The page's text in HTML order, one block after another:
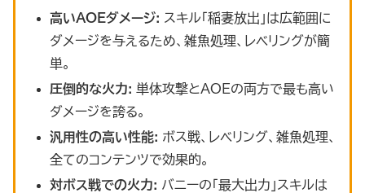
高いAOEダメージ: スキル「稲妻放出」は広範囲に
ダメージを与えるため、雑魚処理、レベリングが簡
単。
圧倒的な火力: 単体攻撃とAOEの両方で最も高い
ダメージを誇る。
汎用性の高い性能: ボス戦、レベリング、雑魚処理、
全てのコンテンツで効果的。
対ボス戦での火力: バニーの「最大出力」スキルは